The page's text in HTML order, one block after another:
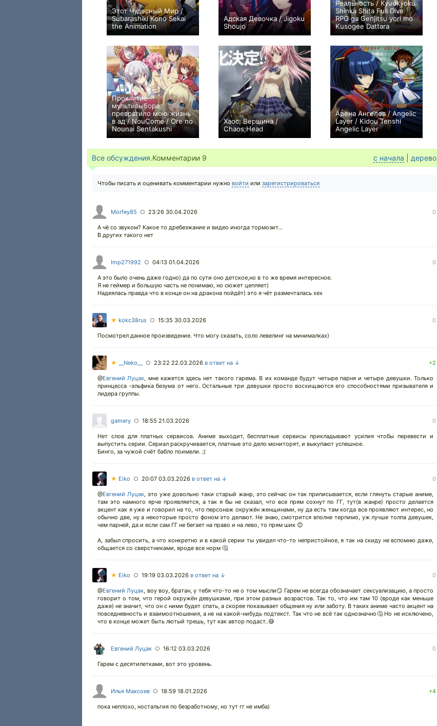
Этот Чудесный Мир /
Subarashiki Kono Sekai
the Animation
+35 12 183
Адская Девочка / Jigoku
Shoujo
+282 90 504
Реальность / Kyuukyoku
Shinka Shita Full Dive
RPG ga Genjitsu yori mo
Kusogee Dattara
+673 12 2945
Проклятие
мультивыбора
превратило мою жизнь
в ад / NouCome / Ore no
Nounai Sentakushi
+101 16 615
Хаос; Вершина /
Chaos;Head
+12 12 196
Арена Ангелов / Angelic
Layer / Kidou Tenshi
Angelic Layer
+27 26 38
Все обсуждения.Комментарии 9 с начала дерево
Чтобы писать и оценивать комментарии нужно войти или зарегистрироваться
Morfey85 ○ 23:26 30.04.2026 0
А чё со звуком? Какое то дребезжание и видео иногда тормозит...
В других такого нет
Imp271992 ○ 04:13 01.04.2026 0
А это было очень даже годно) да по сути оно детское,но в то же время интересное.
Я не геймер и большую часть не понимаю, но сюжет цепляет)
Надеялась правда что в конце он на дракона пойдёт) это я чёт размечталась хех
★ kokc38rus ○ 15:35 30.03.2026 0
Посмотрел данное произведение. Что могу сказать, соло левелинг на минималках)
★ __Neko__ ○ 23:22 22.03.2026 в ответ на ↓ +2
@Евгений Луцак, мне кажется здесь нет такого гарема. В их команде будут четыре парня и четыре девушки. Только
принцесса -эльфика безума от него. Остальные три девушки просто восхищаются его способностями призывателя и
лидера группы.
gamery ○ 18:55 21.03.2026 0
Нет слов для платных сервисов. Аниме выходит, бесплатные сервисы прикладывают усилия чтобы перевести и
выпустить серии. Сериал раскручивается, платные это дело мониторят, и выкупают успешное.
Бинго, за чужой счёт бабло поимели. ;(
★ Eiko ○ 20:07 03.03.2026 в ответ на ↓ 0
@Евгений Луцак,это уже довольно таки старый жанр, это сейчас он так приписывается, если глянуть старые аниме,
там это намного ярче проявляется, а так я бы не сказал, что все прям сохнут по ГГ, тут(в жанре) просто делается
акцент как я уже и говорил на то, что персонаж окружён женщинами, ну да есть там когда все проявляют интерес, но
обычно две, ну а некоторые просто фоном это делают. Не знаю, смотрится вполне терпимо, уж лучше толпа девушек,
чем парней, да и если сам ГГ не бегает на право и на лево, то прям шик 😊
А, забыл спросить, а что конкретно и в какой серии ты увидел что-то непристойное, я так на скиду не вспомню даже,
общается со сверстниками, вроде все норм 🤔
★ Eiko ○ 19:19 03.03.2026 в ответ на ↓ 0
@Евгений Луцак, воу воу, братан, у тебя что-то не о том мысли😏 Гарем не всегда обозначает сексуализацию, а просто
говорит о том, что герой окружён девушками, при этом разных возрастов. Так то, что им там 10 (вроде как меньше
даже) не значит, что он с ними будет спать, а скорее показывает общения ну или заботу. В таких аниме часто акцент на
повседневность и взаимоотношения, а не на какой-нибудь подтекст. Так что не всё так однозначно🤔 Но не исключено,
что в конце может быть лютый трешь, тут как автор подаст..😅
Евгений Луцак ○ 16:12 03.03.2026 0
Гарем с десятилетками, вот это уровень.
Илья Максоев ○ 18:59 18.01.2026 +4
пока неплохо, ностальгия по безработному, но тут гг не имба)